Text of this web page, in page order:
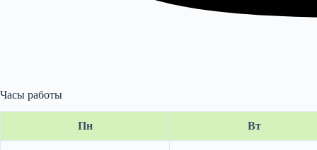
Часы работы
Пн Вт